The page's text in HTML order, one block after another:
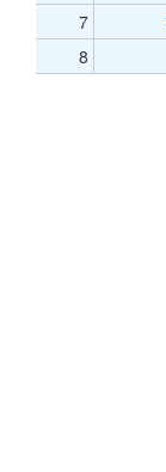
7
8